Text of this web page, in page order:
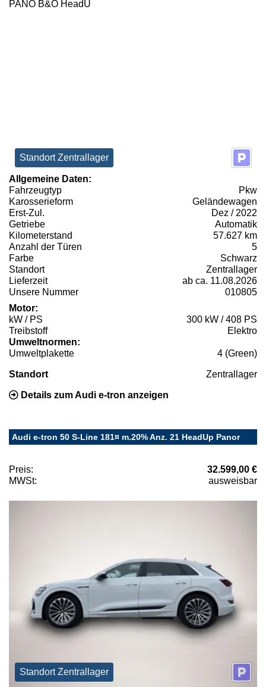
Standort Zentrallager
Allgemeine Daten:
Fahrzeugtyp
Pkw
Karosserieform
Geländewagen
Erst-Zul.
Dez / 2022
Getriebe
Automatik
Kilometerstand
57.627 km
Anzahl der Türen
5
Farbe
Schwarz
Standort
Zentrallager
Lieferzeit
ab ca. 11.08.2026
Unsere Nummer
010805
Motor:
kW / PS
300 kW / 408 PS
Treibstoff
Elektro
Umweltnormen:
Umweltplakette
4 (Green)
Standort Zentrallager
Details zum Audi e-tron anzeigen
Audi e-tron 50 S-Line 181¤ m.20% Anz. 21 HeadUp Panor
Preis:
32.599,00 €
MWSt:
ausweisbar
Standort Zentrallager